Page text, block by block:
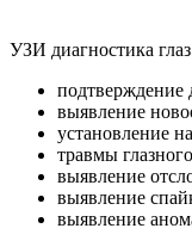
УЗИ диагностика
подтверждение
выявление
установление
травмы
выявление
выявление
выявление